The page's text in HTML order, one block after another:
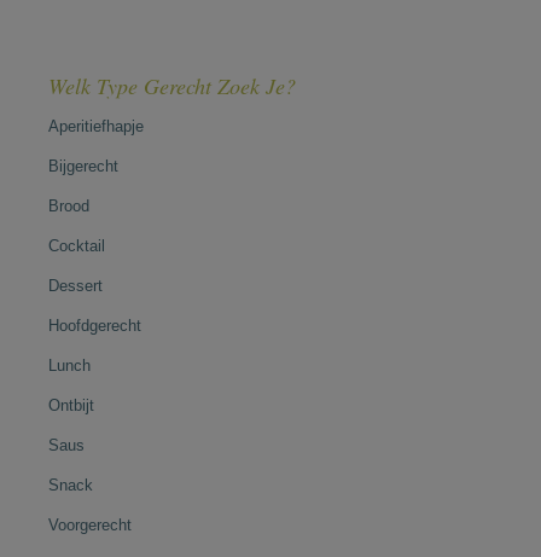
Welk Type Gerecht Zoek Je?
Aperitiefhapje
Bijgerecht
Brood
Cocktail
Dessert
Hoofdgerecht
Lunch
Ontbijt
Saus
Snack
Voorgerecht